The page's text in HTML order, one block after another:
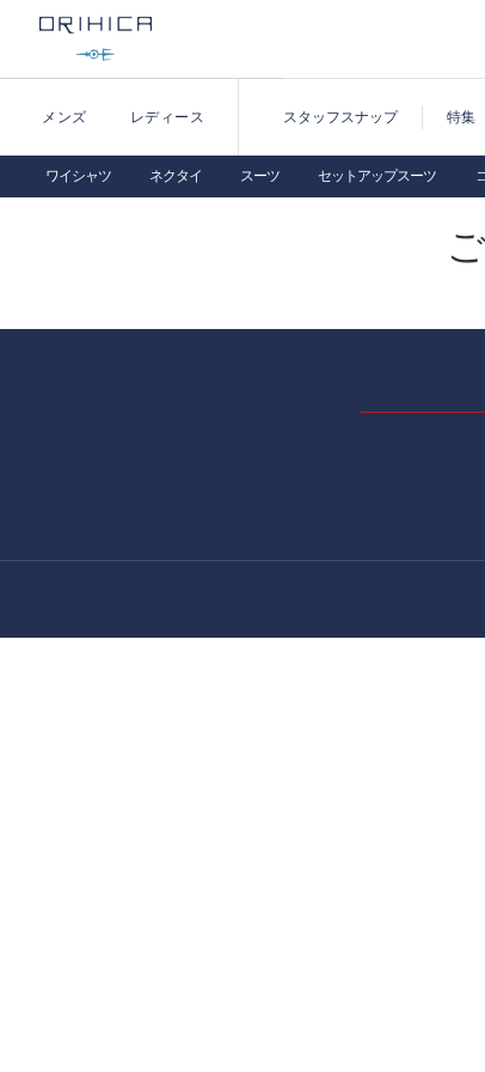
メンズ レディース スタッフスナップ 特集
ワイシャツ ネクタイ スーツ セットアップスーツ